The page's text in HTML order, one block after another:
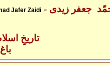
Jafer Zaidi جعفر زیدی
- تاریخِ
-